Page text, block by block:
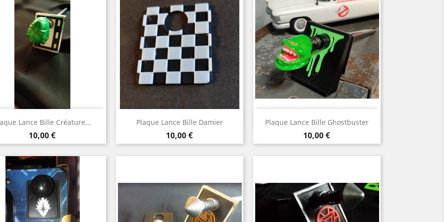
Lance Bille Créature...
Prix
10,00 €
 Aperçu rapide Plaque Lance Bille Damier
Prix
10,00 €
Aperçu rapide Plaque Lance Bille Ghostbuster
Prix
10,00 €
Aperçu rapide